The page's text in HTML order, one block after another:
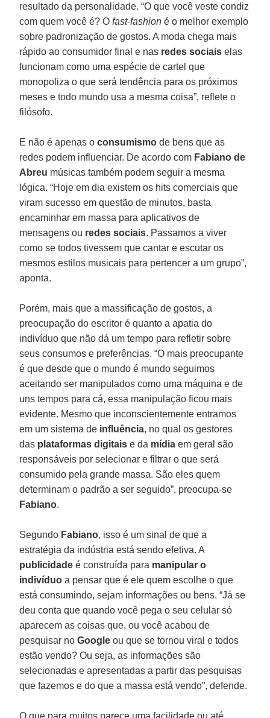
resultado da personalidade. “O que você veste condiz
com quem você é? Ofast-fashion é o melhor exemplo
sobre padronização de gostos. A moda chega mais
rápido ao consumidor final e nas redes sociais elas
funcionam como uma espécie de cartel que
monopoliza o que será tendência para os próximos
meses e todo mundo usa a mesma coisa”, reflete o
filósofo.
E não é apenas oconsumismo de bens que as
redes podem influenciar. De acordo com Fabiano de
Abreu músicas também podem seguir a mesma
lógica. “Hoje em dia existem os hits comerciais que
viram sucesso em questão de minutos, basta
encaminhar em massa para aplicativos de
mensagens ou redes sociais. Passamos a viver
como se todos tivessem que cantar e escutar os
mesmos estilos musicais para pertencer a um grupo”,
aponta.
Porém, mais que a massificação de gostos, a
preocupação do escritor é quanto a apatia do
indivíduo que não dá um tempo para refletir sobre
seus consumos e preferências. “O mais preocupante
é que desde que o mundo é mundo seguimos
aceitando ser manipulados como uma máquina e de
uns tempos para cá, essa manipulação ficou mais
evidente. Mesmo que inconscientemente entramos
em um sistema de influência, no qual os gestores
das plataformas digitais e da mídia em geral são
responsáveis por selecionar e filtrar o que será
consumido pela grande massa. São eles quem
determinam o padrão a ser seguido”, preocupa-se
Fabiano.
Segundo Fabiano, isso é um sinal de que a
estratégia da indústria está sendo efetiva. A
publicidade é construída para manipular o
indivíduo a pensar que é ele quem escolhe o que
está consumindo, sejam informações ou bens. “Já se
deu conta que quando você pega o seu celular só
aparecem as coisas que, ou você acabou de
pesquisar noGoogle ou que se tornou viral e todos
estão vendo? Ou seja, as informações são
selecionadas e apresentadas a partir das pesquisas
que fazemos e do que a massa está vendo”, defende.
O que para muitos parece uma facilidade ou até